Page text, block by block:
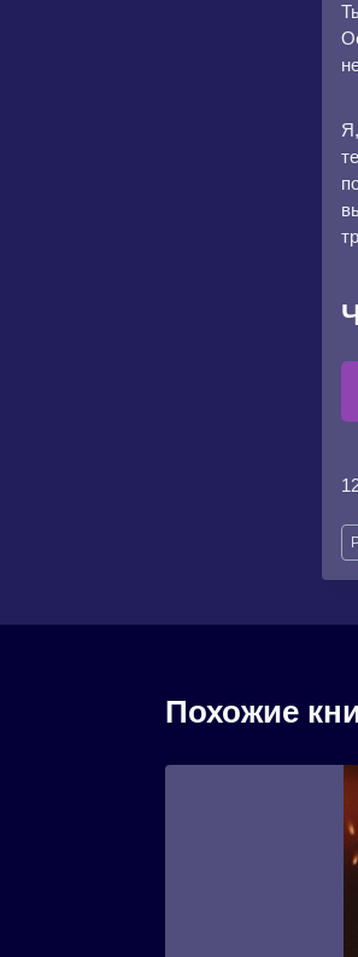
Похожие